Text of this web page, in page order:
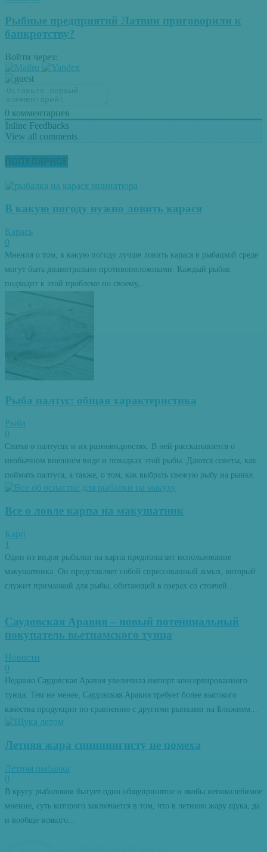
Рыбные предприятий Латвии приговорили к
банкротству?
Войти через:
0 комментариев
Inline Feedbacks
View all comments
ПОПУЛЯРНОЕ
В какую погоду нужно ловить карася
Карась
0
Мнения о том, в какую погоду лучше ловить карася в рыбацкой среде
могут быть диаметрально противоположными. Каждый рыбак
подходит к этой проблеме по своему,...
Рыба палтус: общая характеристика
Рыба
0
Статья о палтусах и их разновидностях. В ней рассказывается о
необычном внешнем виде и повадках этой рыбы. Даются советы, как
поймать палтуса, а также, о том, как выбрать свежую рыбу на рынке.
Все о ловле карпа на макушатник
Карп
1
Один из видов рыбалки на карпа предполагает использование
макушатника. Он представляет собой спрессованный жмых, который
служит приманкой для рыбы, обитающей в озерах со стоячей...
Саудовская Аравия – новый потенциальный
покупатель вьетнамского тунца
Новости
0
Недавно Саудовская Аравия увеличила импорт консервированного
тунца. Тем не менее, Саудовская Аравия требует более высокого
качества продукции по сравнению с другими рынками на Ближнем...
Летняя жара спиннингисту не помеха
Летняя рыбалка
0
В кругу рыболовов бытует одно общепринятое и якобы непоколебимое
мнение, суть которого заключается в том, что в летнюю жару щука, да
и вообще всякого...